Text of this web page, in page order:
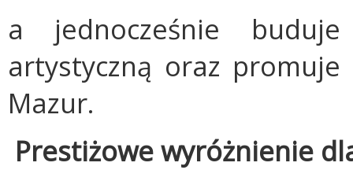
a jednocześnie buduje
artystyczną oraz
Mazur.
Prestiżowe wyróżnienie